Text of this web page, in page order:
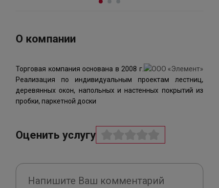
О компании
Торговая компания основана в 2008 г.
Реализация по индивидуальным проектам лестниц,
деревянных окон, напольных и настенных покрытий из
пробки, паркетной доски
Оценить услугу